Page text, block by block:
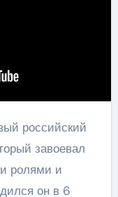
российский
завоевал
ролями и
он в 6